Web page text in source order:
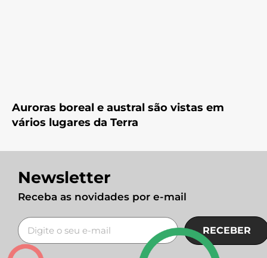
Auroras boreal e austral são vistas em
vários lugares da Terra
Newsletter
Receba as novidades por e-mail
RECEBER